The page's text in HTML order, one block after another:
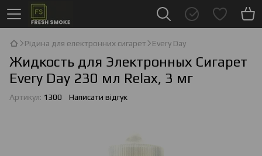
Рідина для електронних сигарет Every Day
Жидкость для Электронных Сигарет
Every Day 230 мл Relax, 3 мг
Артикул: 1300 Написати відгук